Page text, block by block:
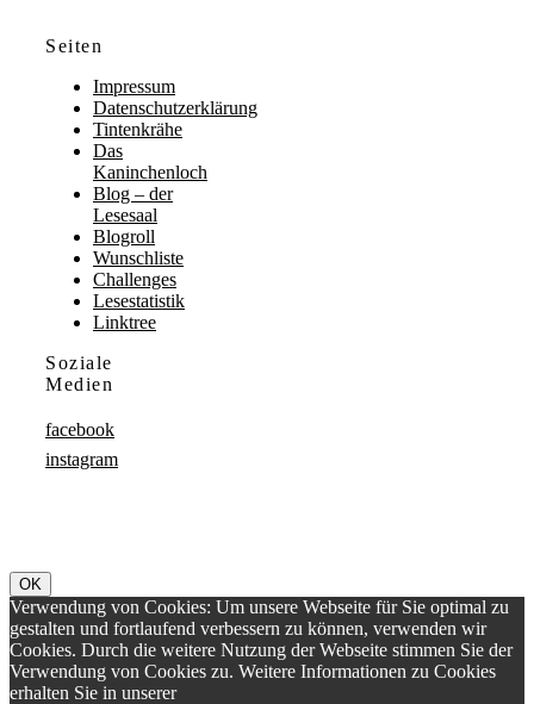
Seiten
Impressum
Datenschutzerklärung
Tintenkrähe
Das
Kaninchenloch
Blog – der
Lesesaal
Blogroll
Wunschliste
Challenges
Lesestatistik
Linktree
Soziale
Medien
facebook
instagram
OK
Verwendung von Cookies: Um unsere Webseite für Sie optimal zu
gestalten und fortlaufend verbessern zu können, verwenden wir
Cookies. Durch die weitere Nutzung der Webseite stimmen Sie der
Verwendung von Cookies zu. Weitere Informationen zu Cookies
erhalten Sie in unserer